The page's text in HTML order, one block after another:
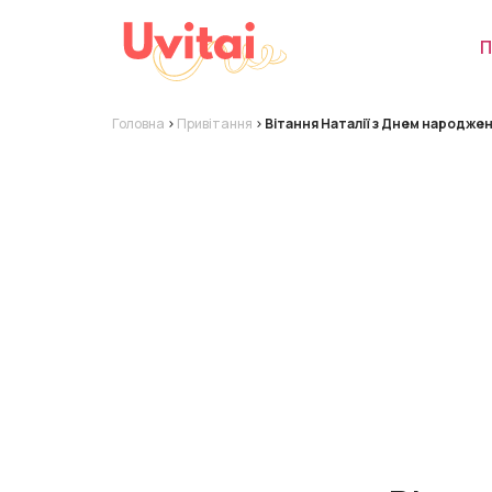
Головна > Привітання > Вітання Наталії з Днем